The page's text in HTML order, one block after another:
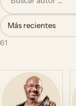
Más recientes
61